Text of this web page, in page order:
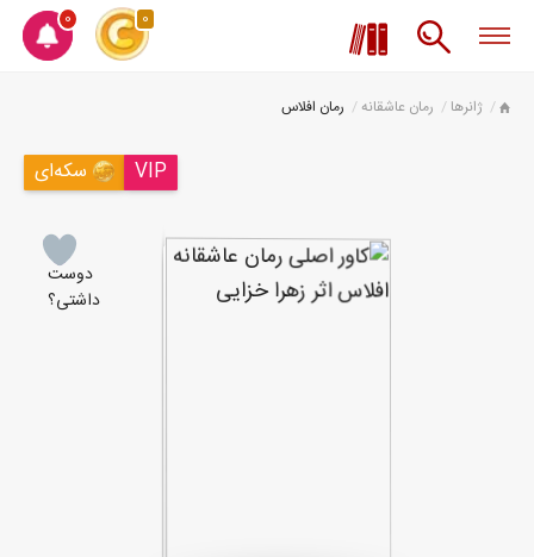
0 0
ژانرها رمان عاشقانه رمان افلاس
سکه‌ای VIP
دوست
داشتی؟